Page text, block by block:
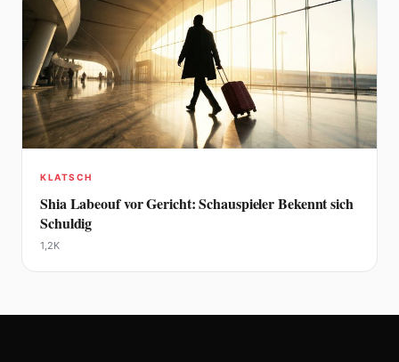
KLATSCH
Shia Labeouf vor Gericht: Schauspieler Bekennt sich
Schuldig
1,2K